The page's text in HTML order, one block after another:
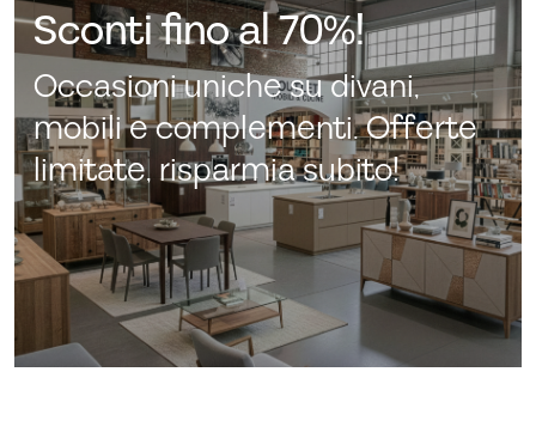
Sconti fino al 70%!
Occasioni uniche su divani,
mobili e complementi. Offerte
limitate, risparmia subito!